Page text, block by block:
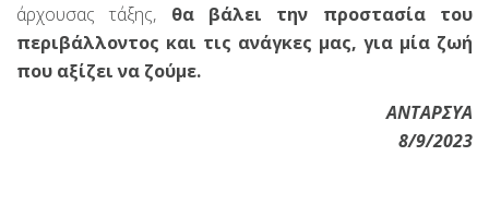
άρχουσας τάξης, θα βάλει την προστασία του
περιβάλλοντος και τις ανάγκες μας, για μία ζωή
που αξίζει να ζούμε.
ΑΝΤΑΡΣΥΑ
8/9/2023